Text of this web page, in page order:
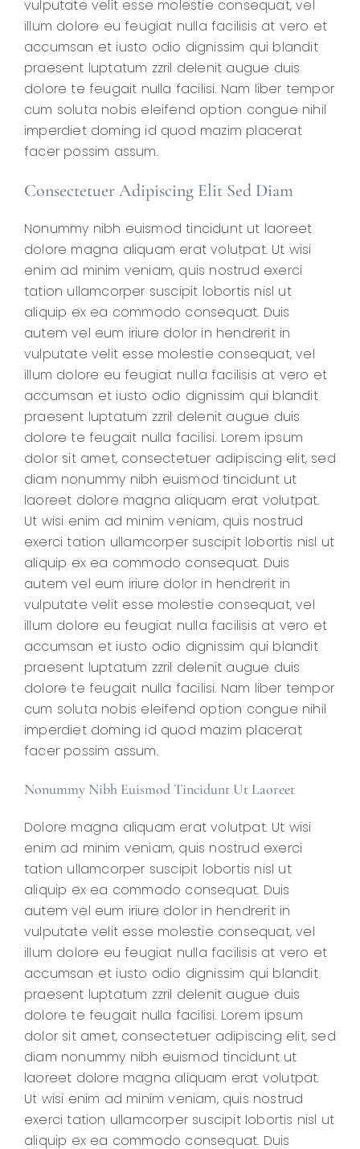
vulputate velit esse molestie consequat, vel
illum dolore eu feugiat nulla facilisis at vero et
accumsan et iusto odio dignissim qui blandit
praesent luptatum zzril delenit augue duis
dolore te feugait nulla facilisi. Nam liber tempor
cum soluta nobis eleifend option congue nihil
imperdiet doming id quod mazim placerat
facer possim assum.
Consectetuer Adipiscing Elit Sed Diam
Nonummy nibh euismod tincidunt ut laoreet
dolore magna aliquam erat volutpat. Ut wisi
enim ad minim veniam, quis nostrud exerci
tation ullamcorper suscipit lobortis nisl ut
aliquip ex ea commodo consequat. Duis
autem vel eum iriure dolor in hendrerit in
vulputate velit esse molestie consequat, vel
illum dolore eu feugiat nulla facilisis at vero et
accumsan et iusto odio dignissim qui blandit
praesent luptatum zzril delenit augue duis
dolore te feugait nulla facilisi. Lorem ipsum
dolor sit amet, consectetuer adipiscing elit, sed
diam nonummy nibh euismod tincidunt ut
laoreet dolore magna aliquam erat volutpat.
Ut wisi enim ad minim veniam, quis nostrud
exerci tation ullamcorper suscipit lobortis nisl ut
aliquip ex ea commodo consequat. Duis
autem vel eum iriure dolor in hendrerit in
vulputate velit esse molestie consequat, vel
illum dolore eu feugiat nulla facilisis at vero et
accumsan et iusto odio dignissim qui blandit
praesent luptatum zzril delenit augue duis
dolore te feugait nulla facilisi. Nam liber tempor
cum soluta nobis eleifend option congue nihil
imperdiet doming id quod mazim placerat
facer possim assum.
Nonummy Nibh Euismod Tincidunt Ut Laoreet
Dolore magna aliquam erat volutpat. Ut wisi
enim ad minim veniam, quis nostrud exerci
tation ullamcorper suscipit lobortis nisl ut
aliquip ex ea commodo consequat. Duis
autem vel eum iriure dolor in hendrerit in
vulputate velit esse molestie consequat, vel
illum dolore eu feugiat nulla facilisis at vero et
accumsan et iusto odio dignissim qui blandit
praesent luptatum zzril delenit augue duis
dolore te feugait nulla facilisi. Lorem ipsum
dolor sit amet, consectetuer adipiscing elit, sed
diam nonummy nibh euismod tincidunt ut
laoreet dolore magna aliquam erat volutpat.
Ut wisi enim ad minim veniam, quis nostrud
exerci tation ullamcorper suscipit lobortis nisl ut
aliquip ex ea commodo consequat. Duis